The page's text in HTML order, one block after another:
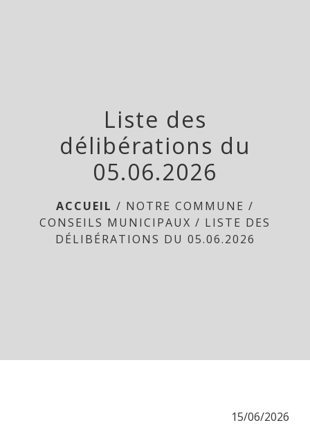
Liste des
délibérations du
05.06.2026
ACCUEIL / NOTRE COMMUNE /
CONSEILS MUNICIPAUX / LISTE DES
DÉLIBÉRATIONS DU 05.06.2026
15/06/2026